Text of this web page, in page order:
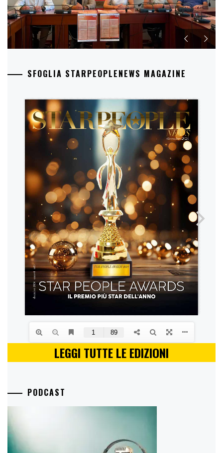
SFOGLIA STARPEOPLENEWS MAGAZINE
LEGGI TUTTE LE EDIZIONI
PODCAST